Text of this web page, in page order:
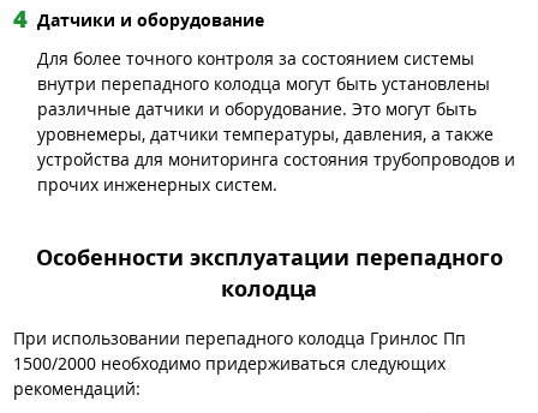
Датчики и оборудование
Для более точного контроля за состоянием системы
внутри перепадного колодца могут быть установлены
различные датчики и оборудование. Это могут быть
уровнемеры, датчики температуры, давления, а также
устройства для мониторинга состояния трубопроводов и
прочих инженерных систем.
Особенности эксплуатации перепадного
колодца
При использовании перепадного колодца Гринлос Пп
1500/2000 необходимо придерживаться следующих
рекомендаций: